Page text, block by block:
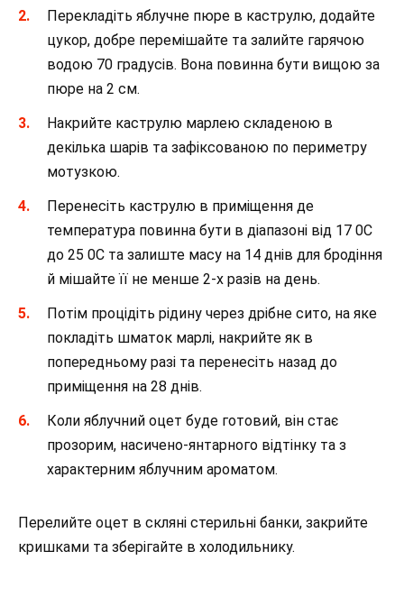
Перекладіть яблучне пюре в каструлю, додайте
цукор, добре перемішайте та залийте гарячою
водою 70 градусів. Вона повинна бути вищою за
пюре на 2 см.
Накрийте каструлю марлею складеною в
декілька шарів та зафіксованою по периметру
мотузкою.
Перенесіть каструлю в приміщення де
температура повинна бути в діапазоні від 17 0С
до 25 0С та залиште масу на 14 днів для бродіння
й мішайте її не менше 2-х разів на день.
Потім процідіть рідину через дрібне сито, на яке
покладіть шматок марлі, накрийте як в
попередньому разі та перенесіть назад до
приміщення на 28 днів.
Коли яблучний оцет буде готовий, він стає
прозорим, насичено-янтарного відтінку та з
характерним яблучним ароматом.
Перелийте оцет в скляні стерильні банки, закрийте
кришками та зберігайте в холодильнику.